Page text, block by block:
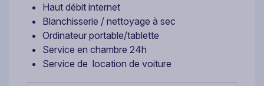
Haut débit internet
Blanchisserie / nettoyage à sec
Ordinateur portable/tablette
Service en chambre 24h
Service de location de voiture